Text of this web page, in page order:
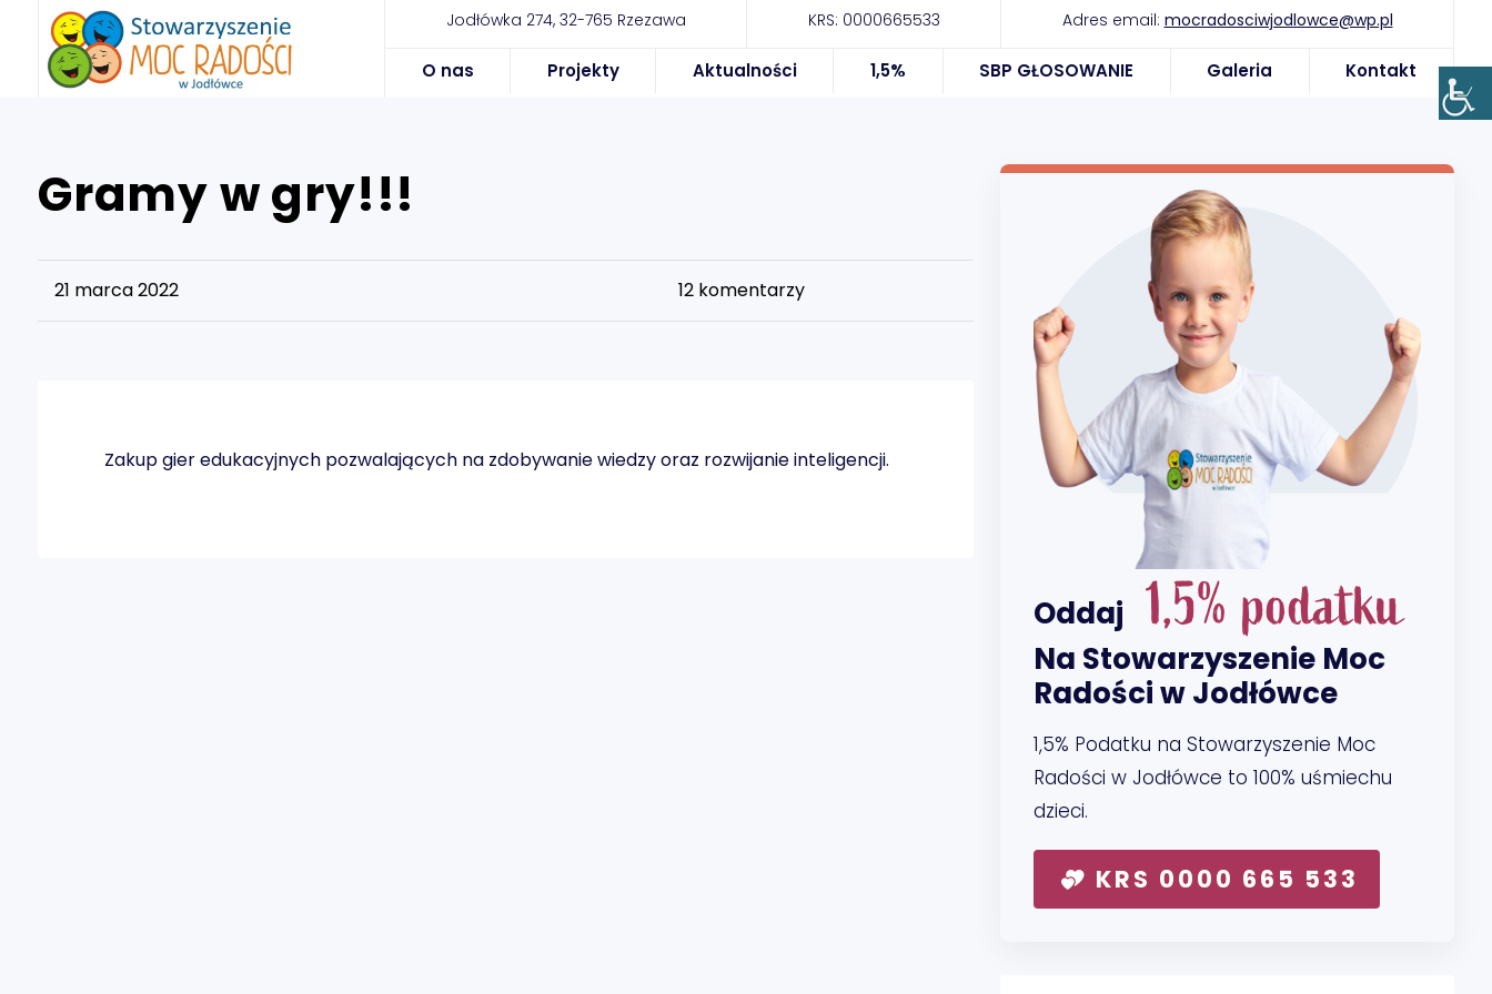
Jodłówka 274, 32-765 Rzezawa KRS: 0000665533 Adres email: mocradosciwjodlowce@wp.pl
O nas Projekty Aktualności 1,5% SBP GŁOSOWANIE Galeria Kontakt
Gramy w gry!!!
21 marca 2022 12komentarzy
Zakup gier edukacyjnych pozwalających na zdobywanie wiedzy oraz rozwijanie inteligencji.
Oddaj 1,5% podatku
Na Stowarzyszenie Moc
Radości w Jodłówce
1,5% Podatku na Stowarzyszenie Moc
Radości w Jodłówce to 100% uśmiechu
dzieci.
KRS 0000 665 533